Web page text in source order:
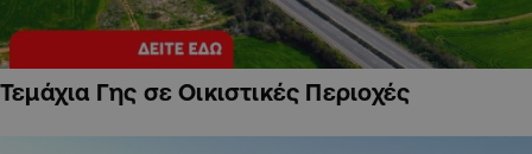
Τεμάχια Γης σε Οικιστικές Περιοχές